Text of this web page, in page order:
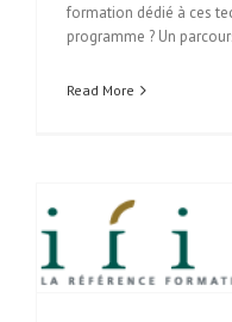
formation dédié à ces
programme ? Un
Read More